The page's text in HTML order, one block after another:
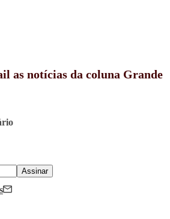
as notícias da coluna Grande
Assinar